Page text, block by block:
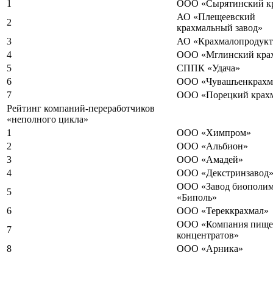
1
ООО «Сырятинский
2
АО «Плещеевский
крахмальный завод»
3
АО
4
ООО «Мглинский
5
СППК «Удача»
6
ООО
7
ООО «Порецкий
Рейтинг компаний-переработчиков
«неполного цикла»
1
ООО «Химпром»
2
ООО «Альбион»
3
ООО «Амадей»
4
ООО «Декстринзавод»
5
ООО «Завод
«Биполь»
6
ООО «Тереккрахмал»
7
ООО «Компания
концентратов»
8
ООО «Арника»